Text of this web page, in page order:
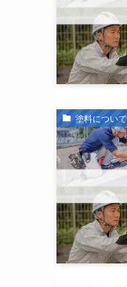
塗料について